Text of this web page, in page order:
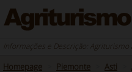
Informações e Descrição: Agriturismo
Homepage Piemonte Asti